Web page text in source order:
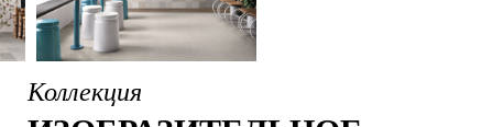
Коллекция